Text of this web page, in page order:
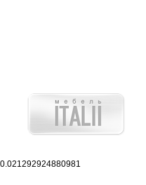
0.021292924880981